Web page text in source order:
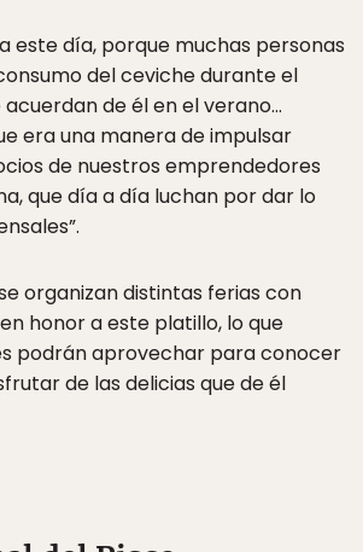
este día, porque muchas personas
del ceviche durante el
acuerdan de él en el verano…
era una manera de impulsar
de nuestros emprendedores
que día a día luchan por dar lo
organizan distintas ferias con
honor a este platillo, lo que
podrán aprovechar para conocer
de las delicias que de él